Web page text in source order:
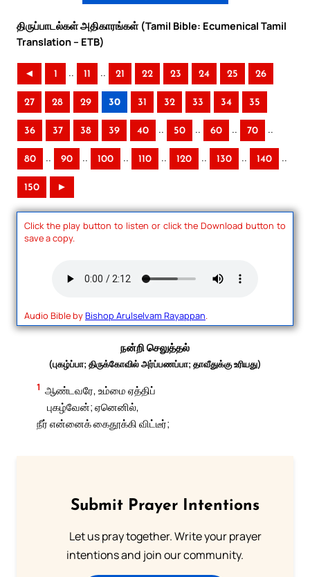
திருப்பாடல்கள் அதிகாரங்கள் (Tamil Bible: Ecumenical Tamil
Translation – ETB)
◄ 1 .. 11 .. 21 22 23 24 25 26
27 28 29 30 31 32 33 34 35
36 37 38 39 40 .. 50 .. 60 .. 70 ..
80 .. 90 .. 100 .. 110 .. 120 .. 130 .. 140 ..
150 ►
Click the play button to listen or click the Download button to
save a copy.
Audio Bible byBishop Arulselvam Rayappan.
நன்றி செலுத்தல்
(புகழ்ப்பா; திருக்கோவில் அர்ப்பணப்பா; தாவீதுக்கு உரியது)
1 ஆண்டவரே, உம்மை ஏத்திப்
புகழ்வேன்; ஏனெனில்,
நீர் என்னைக் கைதூக்கி விட்டீர்;
Submit Prayer Intentions
Let us pray together. Write your prayer
intentions and join our community.